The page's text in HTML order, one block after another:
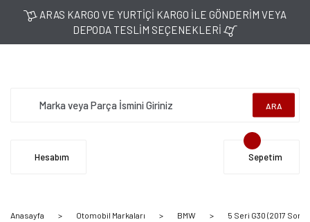
ARAS KARGO VE YURTİÇİ KARGO İLE GÖNDERİM VEYA
DEPODA TESLİM SEÇENEKLERİ
ARA
Hesabım Sepetim
Anasayfa Otomobil Markaları BMW 5 Seri G30 (2017